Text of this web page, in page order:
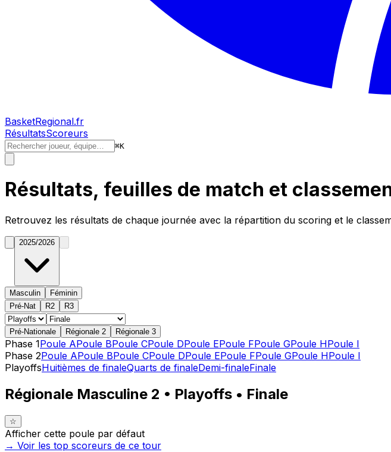
BasketRegional.fr
RésultatsScoreurs
⌘K
Résultats, feuilles de match et
Retrouvez les résultats de chaque journée avec la répartition du scoring et le
2025/2026
Masculin
Féminin
Pré-Nat
R2 R3
Pré-Nationale Régionale 2 Régionale 3
Phase 1Poule APoule BPoule CPoule DPoule EPoule FPoule GPoule HPoule I
Phase 2Poule APoule BPoule CPoule DPoule EPoule FPoule GPoule HPoule I
PlayoffsHuitièmes de finaleQuarts de finaleDemi-finaleFinale
Régionale Masculine 2 • Playoffs • Finale
☆
Afficher cette poule par défaut
→ Voir les top scoreurs de ce tour